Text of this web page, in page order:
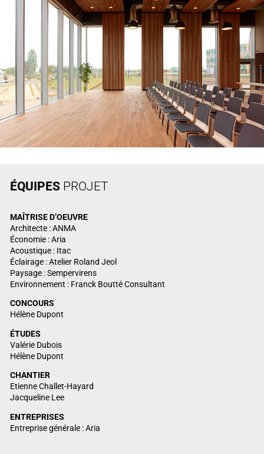
ÉQUIPESPROJET
MAÎTRISED’OEUVRE
Architecte : ANMA
Économie : Aria
Acoustique : Itac
Éclairage : Atelier Roland Jeol
Paysage : Sempervirens
Environnement : Franck Boutté Consultant
CONCOURS
Hélène Dupont
ÉTUDES
Valérie Dubois
Hélène Dupont
CHANTIER
Etienne Challet-Hayard
Jacqueline Lee
ENTREPRISES
Entreprise générale : Aria